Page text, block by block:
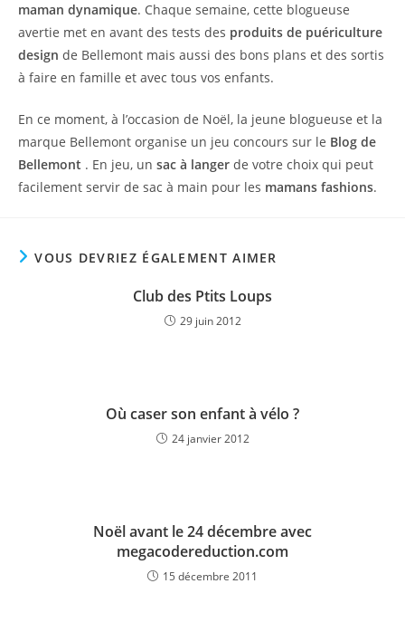
maman dynamique. Chaque semaine, cette blogueuse
avertie met en avant des tests des produits de puériculture
design de Bellemont mais aussi des bons plans et des sortis
à faire en famille et avec tous vos enfants.
En ce moment, à l’occasion de Noël, la jeune blogueuse et la
marque Bellemont organise un jeu concours sur le Blog de
Bellemont . En jeu, un sac à langer de votre choix qui peut
facilement servir de sac à main pour les mamans fashions.
VOUS DEVRIEZ ÉGALEMENT AIMER
Club des Ptits Loups
29 juin 2012
Où caser son enfant à vélo ?
24 janvier 2012
Noël avant le 24 décembre avec
megacodereduction.com
15 décembre 2011